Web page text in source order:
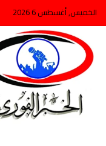
الخميس, أغسطس 6 2026